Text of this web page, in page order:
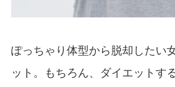
ぽっちゃり体型から脱却したい
ット。もちろん、ダイエットす